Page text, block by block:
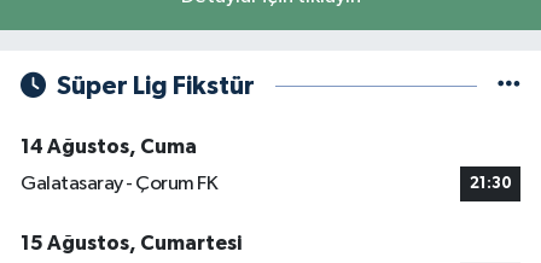
Süper Lig Fikstür
14 Ağustos, Cuma
Galatasaray - Çorum FK
21:30
15 Ağustos, Cumartesi